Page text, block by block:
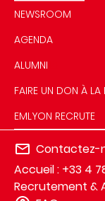
NEWSROOM
AGENDA
ALUMNI
FAIRE UN DON À
EMLYON RECRUTE
Contactez-
Accueil : +33 4
Recrutement &